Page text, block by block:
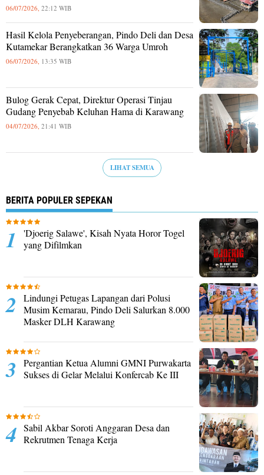
06/07/2026, 22:12 WIB
Hasil Kelola Penyeberangan, Pindo Deli dan Desa
Kutamekar Berangkatkan 36 Warga Umroh
06/07/2026, 13:35 WIB
Bulog Gerak Cepat, Direktur Operasi Tinjau
Gudang Penyebab Keluhan Hama di Karawang
04/07/2026, 21:41 WIB
LIHAT SEMUA
BERITA POPULER SEPEKAN
'Djoerig Salawe', Kisah Nyata Horor Togel
yang Difilmkan
Lindungi Petugas Lapangan dari Polusi
Musim Kemarau, Pindo Deli Salurkan 8.000
Masker DLH Karawang
Pergantian Ketua Alumni GMNI Purwakarta
Sukses di Gelar Melalui Konfercab Ke III
Sabil Akbar Soroti Anggaran Desa dan
Rekrutmen Tenaga Kerja